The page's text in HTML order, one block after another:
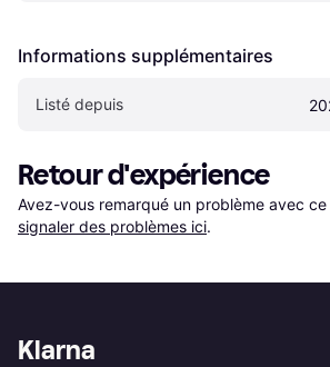
Informations supplémentaires
Listé depuis
Retour d'expérience
Avez-vous remarqué un problème avec ce
signaler des problèmes ici.
Klarna